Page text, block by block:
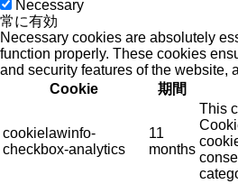
Necessary
常に有効
Necessary cookies are absolutely
function properly. These cookies
and security features of the website,
Cookie
期間
cookielawinfo-
checkbox-analytics
11
months
This